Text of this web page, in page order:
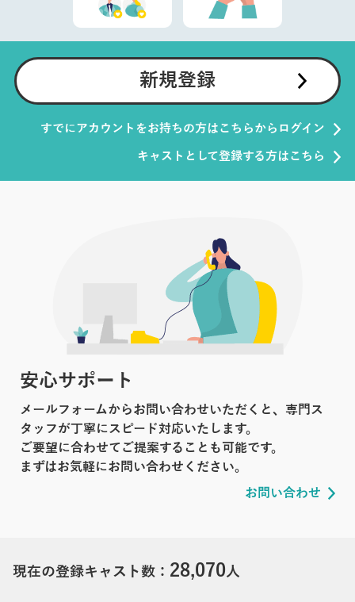
新規登録
すでにアカウントをお持ちの方はこちらからログイン
キャストとして登録する方はこちら
安心サポート
メールフォームからお問い合わせいただくと、専門ス
タッフが丁寧にスピード対応いたします。
ご要望に合わせてご提案することも可能です。
まずはお気軽にお問い合わせください。
お問い合わせ
現在の登録キャスト数： 28,070人